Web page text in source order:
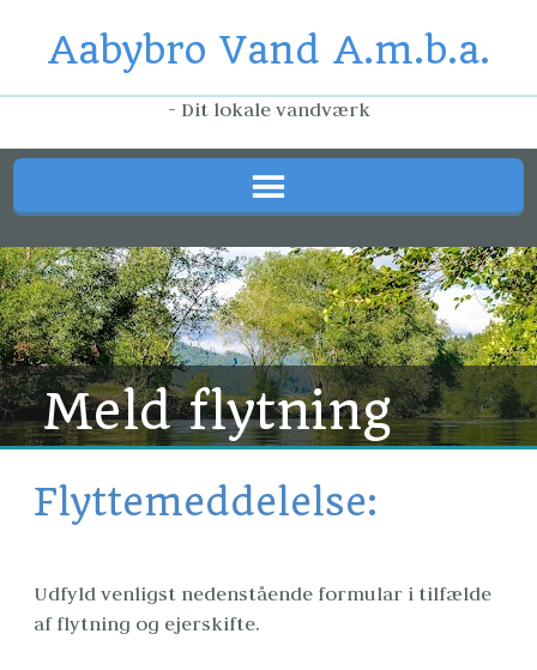
Aabybro Vand A.m.b.a.
- Dit lokale vandværk
Meld flytning
Flyttemeddelelse:
Udfyld venligst nedenstående formular i tilfælde
af flytning og ejerskifte.